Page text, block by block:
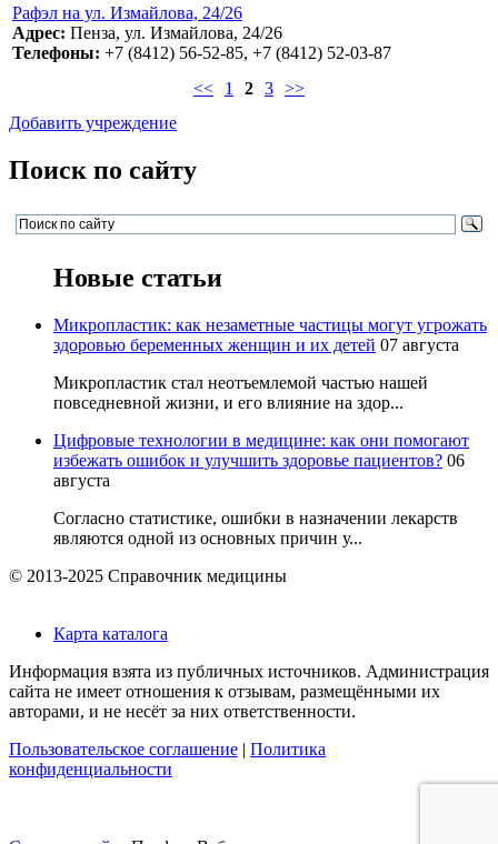
Рафэл на ул. Измайлова, 24/26
Адрес: Пенза, ул. Измайлова, 24/26
Телефоны: +7 (8412) 56-52-85, +7 (8412) 52-03-87
<<
1 2 3 >>
Добавить учреждение
Поиск по сайту
Новые статьи
Микропластик: как незаметные частицы могут угрожать
здоровью беременных женщин и их детей 07 августа
Микропластик стал неотъемлемой частью нашей
повседневной жизни, и его влияние на здор...
Цифровые технологии в медицине: как они помогают
избежать ошибок и улучшить здоровье пациентов? 06
августа
Согласно статистике, ошибки в назначении лекарств
являются одной из основных причин у...
© 2013-2025 Справочник медицины
Карта каталога
Информация взята из публичных источников. Администрация
сайта не имеет отношения к отзывам, размещёнными их
авторами, и не несёт за них ответственности.
Пользовательское соглашение | Политика
конфиденциальности